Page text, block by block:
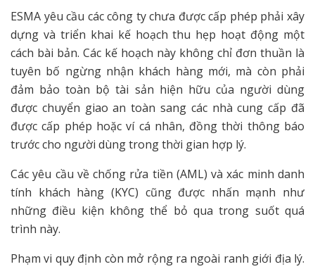
ESMA yêu cầu các công ty chưa được cấp phép phải xây
dựng và triển khai kế hoạch thu hẹp hoạt động một
cách bài bản. Các kế hoạch này không chỉ đơn thuần là
tuyên bố ngừng nhận khách hàng mới, mà còn phải
đảm bảo toàn bộ tài sản hiện hữu của người dùng
được chuyển giao an toàn sang các nhà cung cấp đã
được cấp phép hoặc ví cá nhân, đồng thời thông báo
trước cho người dùng trong thời gian hợp lý.
Các yêu cầu về chống rửa tiền (AML) và xác minh danh
tính khách hàng (KYC) cũng được nhấn mạnh như
những điều kiện không thể bỏ qua trong suốt quá
trình này.
Phạm vi quy định còn mở rộng ra ngoài ranh giới địa lý.